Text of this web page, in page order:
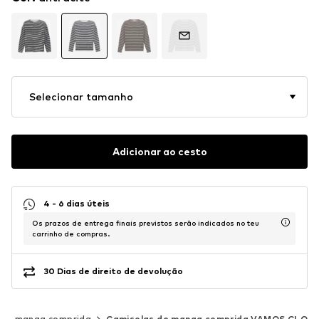
Selecionar tamanho
Adicionar ao cesto
4 - 6 dias úteis
Os prazos de entrega finais previstos serão indicados no teu
carrinho de compras.
30 Dias de direito de devolução